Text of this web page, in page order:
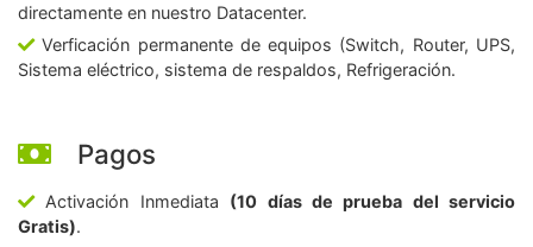
directamente en nuestro Datacenter.
Verficación permanente de equipos (Switch, Router, UPS,
Sistema eléctrico, sistema de respaldos, Refrigeración.
Pagos
Activación Inmediata (10 días de prueba del servicio
Gratis).